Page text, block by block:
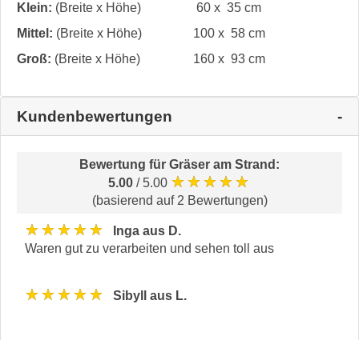
Klein: (Breite x Höhe)
60 x 35 cm
Mittel: (Breite x Höhe)
100 x 58 cm
Groß: (Breite x Höhe) 160 x 93 cm
Kundenbewertungen
Bewertung für Gräser am Strand :
5.00 / 5.00 ★★★★★
(basierend auf 2 Bewertungen)
★★★★★
Inga aus D.
Waren gut zu verarbeiten und sehen toll aus
★★★★★ Sibyll aus L.